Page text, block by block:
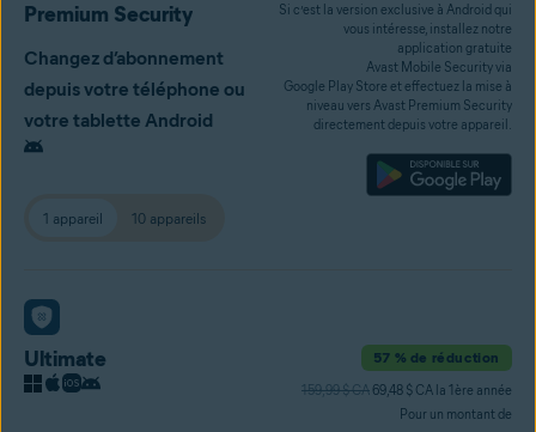
Premium Security
Changez d’abonnement
depuis votre téléphone ou
votre tablette Android
1 appareil 10 appareils
Si c’est la version exclusive à Android qui
vous intéresse, installez notre
application gratuite
Avast Mobile Security via
Google Play Store et effectuez la mise à
niveau vers Avast Premium Security
directement depuis votre appareil.
Ultimate 57 % de réduction
159,99 $ CA 69,48 $ CA la 1ère année
Pour un montant de